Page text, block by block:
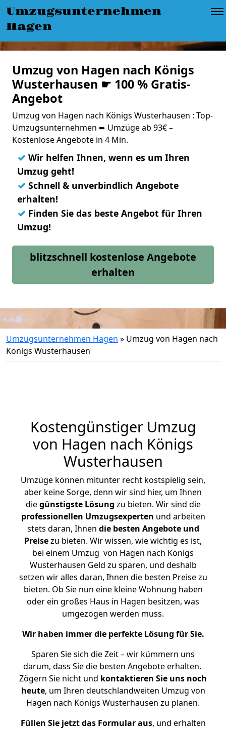
Umzugsunternehmen
Hagen
Umzug von Hagen nach Königs
Wusterhausen ☛ 100 % Gratis-
Angebot
Umzug von Hagen nach Königs Wusterhausen : Top-
Umzugsunternehmen ➨ Umzüge ab 93€ –
Kostenlose Angebote in 4 Min.
✓ Wir helfen Ihnen, wenn es um Ihren
Umzug geht!
✓ Schnell & unverbindlich Angebote
erhalten!
✓ Finden Sie das beste Angebot für Ihren
Umzug!
blitzschnell kostenlose Angebote
erhalten
Umzugsunternehmen Hagen » Umzug von Hagen nach
Königs Wusterhausen
Kostengünstiger Umzug
von Hagen nach Königs
Wusterhausen
Umzüge können mitunter recht kostspielig sein,
aber keine Sorge, denn wir sind hier, um Ihnen
diegünstigste Lösung zu bieten. Wir sind die
professionellen Umzugsexperten und arbeiten
stets daran, Ihnen die besten Angebote und
Preisezu bieten. Wir wissen, wie wichtig es ist,
bei einem Umzug von Hagen nach Königs
Wusterhausen Geld zu sparen, und deshalb
setzen wir alles daran, Ihnen die besten Preise zu
bieten. Ob Sie nun eine kleine Wohnung haben
oder ein großes Haus in Hagen besitzen, was
umgezogen werden muss.
Wir haben immer die perfekte Lösung für Sie.
Sparen Sie sich die Zeit – wir kümmern uns
darum, dass Sie die besten Angebote erhalten.
Zögern Sie nicht und kontaktieren Sie uns noch
heute, um Ihren deutschlandweiten Umzug von
Hagen nach Königs Wusterhausen zu planen.
Füllen Sie jetzt das Formular aus, und erhalten